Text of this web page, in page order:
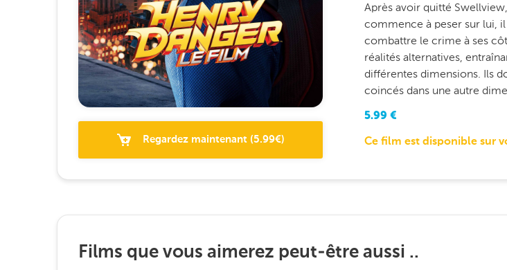
Regardez maintenant (5.99€)
Après avoir quitté
commence à peser sur lui,
combattre le crime à ses
réalités alternatives,
différentes dimensions. Ils
coincés dans une autre
5.99 €
Ce film est disponible sur
Films que vous aimerez peut-être aussi ..